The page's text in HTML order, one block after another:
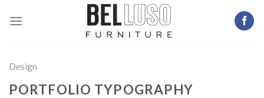
Design
PORTFOLIO TYPOGRAPHY